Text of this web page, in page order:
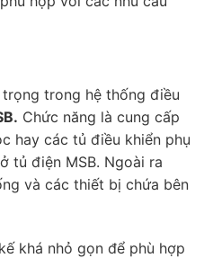
trong hệ thống điều
Chức năng là cung cấp
hay các tủ điều khiển phụ
tủ điện MSB. Ngoài ra
và các thiết bị chứa bên
khá nhỏ gọn để phù hợp